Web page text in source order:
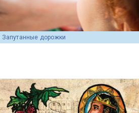
Запутанные дорожки